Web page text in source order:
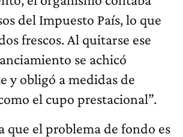
del Impuesto País, lo que
frescos. Al quitarse ese
se achicó
y obligó a medidas de
el cupo prestacional”.
que el problema de fondo es